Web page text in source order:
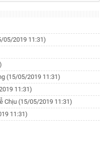
05/2019 11:31)
(15/05/2019 11:31)
11:31)
Chịu (15/05/2019 11:31)
11:31)